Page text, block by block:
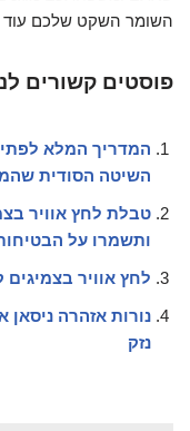
השומר השקט שלכם עוד
פוסטים קשורים
המדריך המלא
השיטה הסודית
טבלת לחץ אוויר
ותשמרו על
לחץ אוויר בצמיגים
נורות אזהרה
נזק